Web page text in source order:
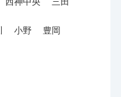
小野 豊岡